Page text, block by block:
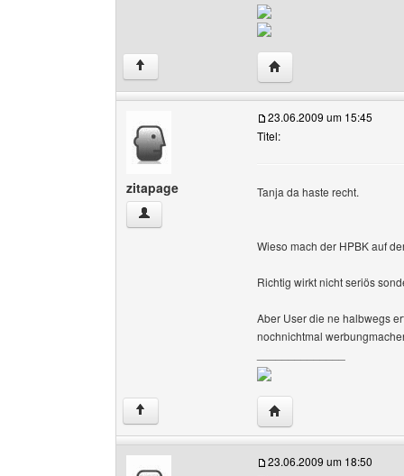
↑ Website dieses
zitapage
zitapage Benutzer-Profile anzeigen
23.06.2009 um 15:45
Titel:
Tanja da haste recht.
Wieso mach der HPBK auf
Richtig wirkt nicht seriös
Aber User die ne halbwegs
nochnichtmal
↑ Website dieses
23.06.2009 um 18:50